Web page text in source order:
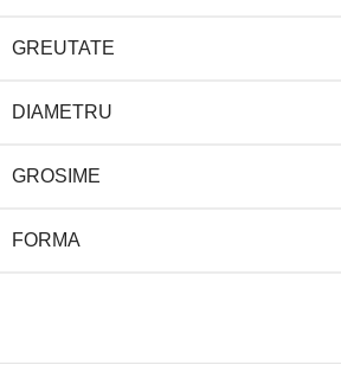
GREUTATE
DIAMETRU
GROSIME
FORMA